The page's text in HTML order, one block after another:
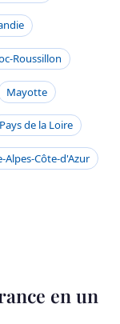
Roussillon
Mayotte
Pays de la Loire
Alpes-Côte-d'Azur
en un